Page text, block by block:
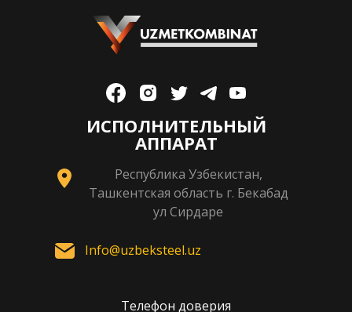
ИСПОЛНИТЕЛЬНЫЙ
АППАРАТ
Республика Узбекистан,
Ташкентская область г. Бекабад
ул Сирдаре
Info@uzbeksteel.uz
Телефон доверия